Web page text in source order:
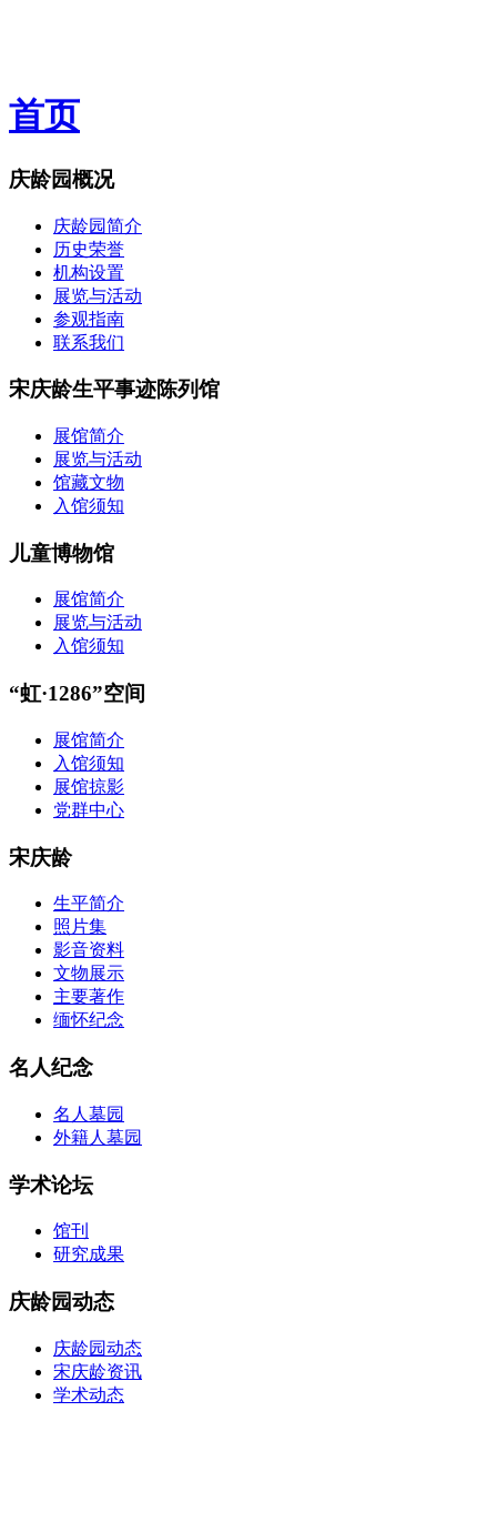
首页
庆龄园概况
庆龄园简介
历史荣誉
机构设置
展览与活动
参观指南
联系我们
宋庆龄生平事迹陈列馆
展馆简介
展览与活动
馆藏文物
入馆须知
儿童博物馆
展馆简介
展览与活动
入馆须知
“虹·1286”空间
展馆简介
入馆须知
展馆掠影
党群中心
宋庆龄
生平简介
照片集
影音资料
文物展示
主要著作
缅怀纪念
名人纪念
名人墓园
外籍人墓园
学术论坛
馆刊
研究成果
庆龄园动态
庆龄园动态
宋庆龄资讯
学术动态